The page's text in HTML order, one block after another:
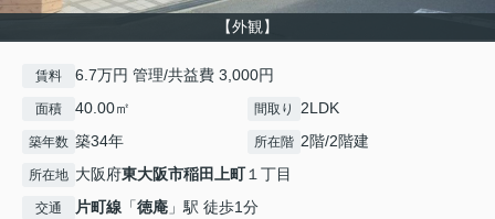
【外観】
賃料 6.7万円 管理/共益費 3,000円
面積 40.00㎡ 間取り 2LDK
築年数 築34年 所在階 2階/2階建
所在地 大阪府東大阪市稲田上町１丁目
交通 片町線 「徳庵 」駅 徒歩1分